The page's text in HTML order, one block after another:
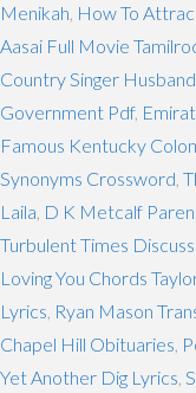
Menikah How To
Aasai Full Movie
Country Singer Husband
Government Pdf,
Famous Kentucky
Synonyms Crossword
Laila D K Metcalf
Turbulent Times
Loving You Chords
Lyrics Ryan Mason
Chapel Hill Obituaries
Yet Another Dig Lyrics